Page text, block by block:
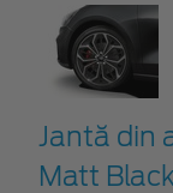
Jantă din
Matt